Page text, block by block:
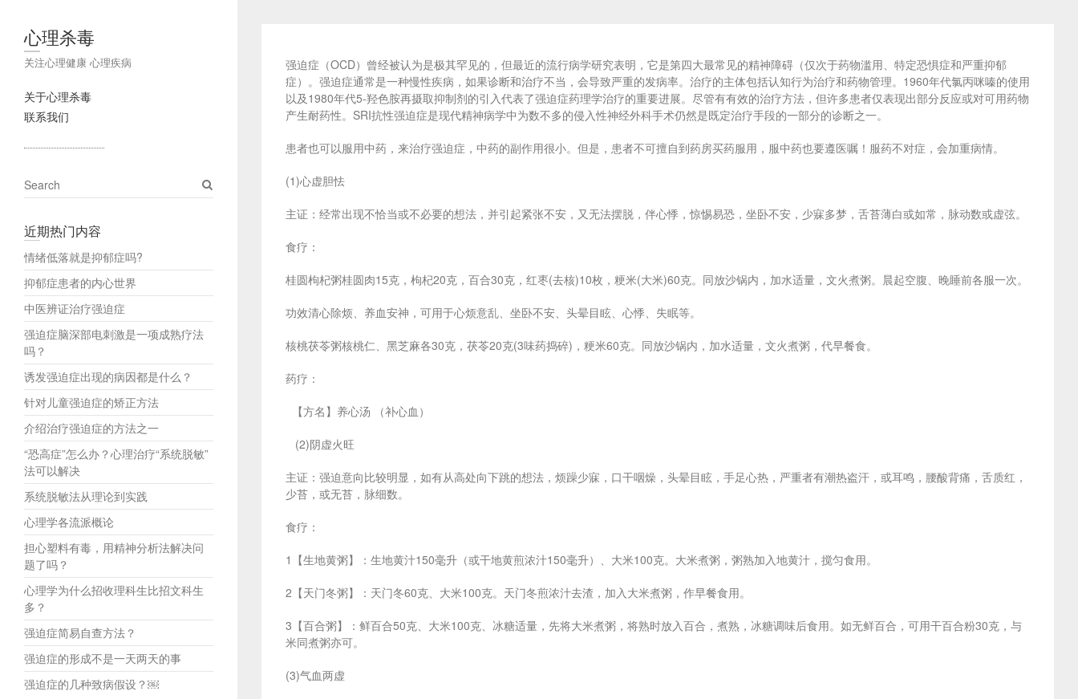
心理杀毒
关注心理健康 心理疾病
关于心理杀毒
联系我们
强迫症（OCD）曾经被认为是极其罕见的，但最近的流行病学研究表明，它是第四大最常见的精神障碍（仅次于药物滥用、特定恐惧症和严重抑郁
症）。强迫症通常是一种慢性疾病，如果诊断和治疗不当，会导致严重的发病率。治疗的主体包括认知行为治疗和药物管理。1960年代氯丙咪嗪的使用
以及1980年代5-羟色胺再摄取抑制剂的引入代表了强迫症药理学治疗的重要进展。尽管有有效的治疗方法，但许多患者仅表现出部分反应或对可用药物
产生耐药性。SRI抗性强迫症是现代精神病学中为数不多的侵入性神经外科手术仍然是既定治疗手段的一部分的诊断之一。
患者也可以服用中药，来治疗强迫症，中药的副作用很小。但是，患者不可擅自到药房买药服用，服中药也要遵医嘱！服药不对症，会加重病情。
(1)心虚胆怯
主证：经常出现不恰当或不必要的想法，并引起紧张不安，又无法摆脱，伴心悸，惊惕易恐，坐卧不安，少寐多梦，舌苔薄白或如常，脉动数或虚弦。
食疗：
桂圆枸杞粥桂圆肉15克，枸杞20克，百合30克，红枣(去核)10枚，粳米(大米)60克。同放沙锅内，加水适量，文火煮粥。晨起空腹、晚睡前各服一次。
功效清心除烦、养血安神，可用于心烦意乱、坐卧不安、头晕目眩、心悸、失眠等。
核桃茯苓粥核桃仁、黑芝麻各30克，茯苓20克(3味药捣碎)，粳米60克。同放沙锅内，加水适量，文火煮粥，代早餐食。
药疗：
【方名】养心汤 （补心血）
(2)阴虚火旺
主证：强迫意向比较明显，如有从高处向下跳的想法，烦躁少寐，口干咽燥，头晕目眩，手足心热，严重者有潮热盗汗，或耳鸣，腰酸背痛，舌质红，
少苔，或无苔，脉细数。
食疗：
1【生地黄粥】：生地黄汁150毫升（或干地黄煎浓汁150毫升）、大米100克。大米煮粥，粥熟加入地黄汁，搅匀食用。
2【天门冬粥】：天门冬60克、大米100克。天门冬煎浓汁去渣，加入大米煮粥，作早餐食用。
3【百合粥】：鲜百合50克、大米100克、冰糖适量，先将大米煮粥，将熟时放入百合，煮熟，冰糖调味后食用。如无鲜百合，可用干百合粉30克，与
米同煮粥亦可。
(3)气血两虚
S
e
r
c
h
近期热门内容
情绪低落就是抑郁症吗?
抑郁症患者的内心世界
中医辨证治疗强迫症
强迫症脑深部电刺激是一项成熟疗法
吗？
诱发强迫症出现的病因都是什么？
针对儿童强迫症的矫正方法
介绍治疗强迫症的方法之一
“恐高症”怎么办？心理治疗“系统脱敏”
法可以解决
系统脱敏法从理论到实践
心理学各流派概论
担心塑料有毒，用精神分析法解决问
题了吗？
心理学为什么招收理科生比招文科生
多？
强迫症简易自查方法？
强迫症的形成不是一天两天的事
强迫症的几种致病假设？￼